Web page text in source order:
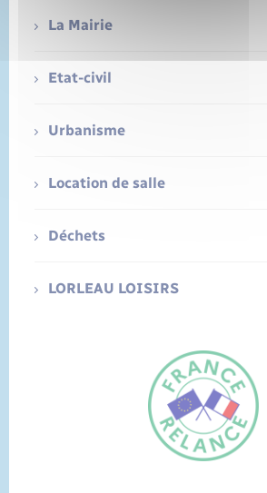
La Mairie
Etat-civil
Urbanisme
Location de salle
Déchets
LORLEAU LOISIRS